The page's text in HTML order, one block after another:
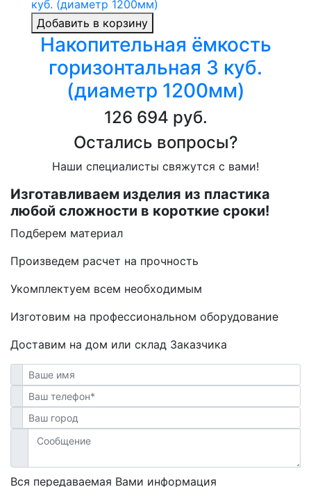
Добавить в корзину
Накопительная ёмкость
горизонтальная 3 куб.
(диаметр 1200мм)
126 694 руб.
Остались вопросы?
Наши специалисты свяжутся с вами!
Изготавливаем изделия из пластика
любой сложности в короткие сроки!
Подберем материал
Произведем расчет на прочность
Укомплектуем всем необходимым
Изготовим на профессиональном оборудование
Доставим на дом или склад Заказчика
Вся передаваемая Вами информация